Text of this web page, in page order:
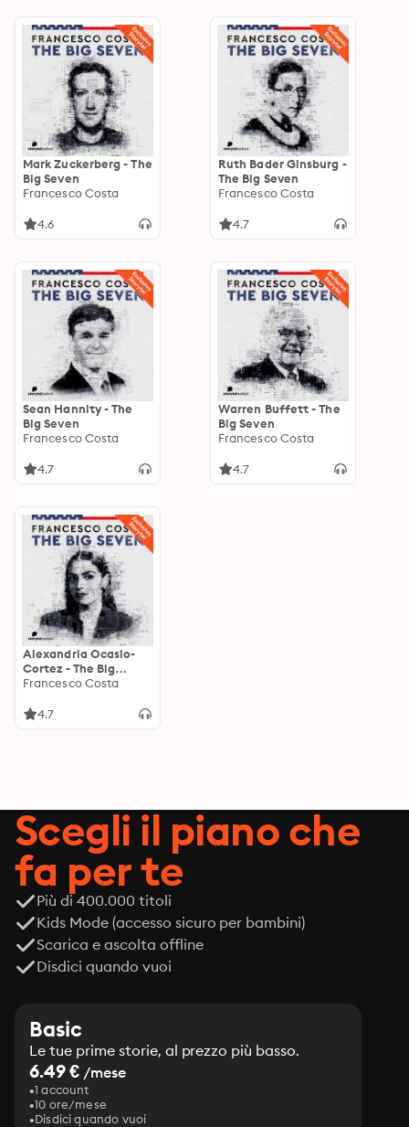
Mark Zuckerberg - The
Big Seven
Francesco Costa
4.6
Ruth Bader Ginsburg -
The Big Seven
Francesco Costa
4.7
Sean Hannity - The
Big Seven
Francesco Costa
4.7
Warren Buffett - The
Big Seven
Francesco Costa
4.7
Alexandria Ocasio-
Cortez - The Big
Seven
Francesco Costa
4.7
Scegli il piano che
fa per te
Più di 400.000 titoli
Kids Mode (accesso sicuro per bambini)
Scarica e ascolta offline
Disdici quando vuoi
Basic
Le tue prime storie, al prezzo più basso.
6.49 € /mese
1 account
10 ore/mese
Disdici quando vuoi